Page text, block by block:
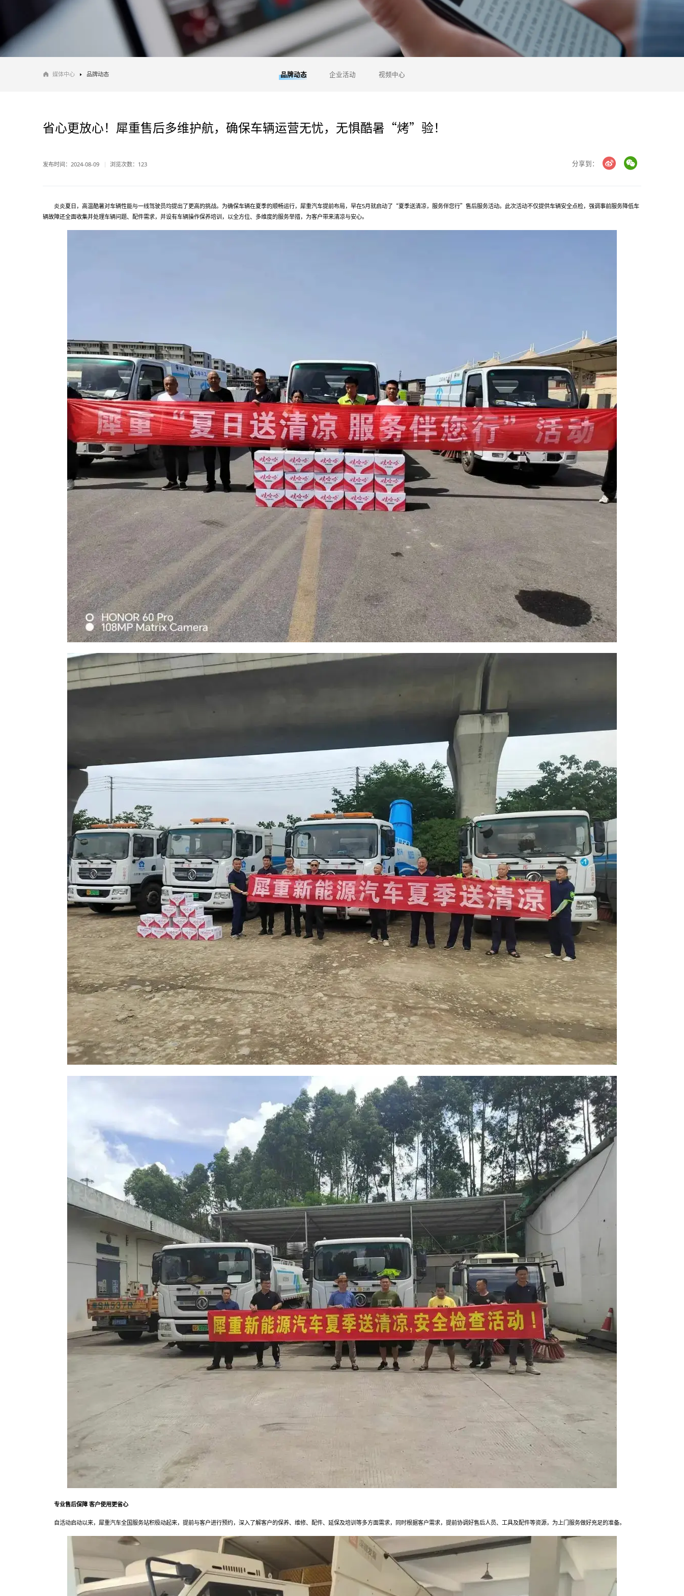
媒体中心 品牌动态 品牌动态 企业活动 视频中心
省心更放心！犀重售后多维护航，确保车辆运营无忧，无惧酷暑“烤”验！
发布时间：2024-08-09 浏览次数： 123 分享到：
炎炎夏日，高温酷暑对车辆性能与一线驾驶员均提出了更高的挑战。为确保车辆在夏季的顺畅运行，犀重汽车提前布局，早在5月就启动了“夏季送清凉，服务伴您行”售后服务活动。此次活动不仅提供车辆安全点检，强调事前服务降低车
辆故障还全面收集并处理车辆问题、配件需求，并设有车辆操作保养培训，以全方位、多维度的服务举措，为客户带来清凉与安心。
专业售后保障 客户使用更省心
自活动启动以来，犀重汽车全国服务站积极动起来，提前与客户进行预约，深入了解客户的保养、维修、配件、延保及培训等多方面需求，同时根据客户需求，提前协调好售后人员、工具及配件等资源，为上门服务做好充足的准备。